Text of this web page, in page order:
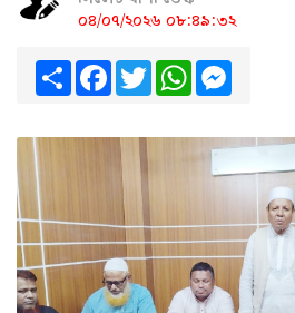
০৪/০৭/২০২৬ ০৮:৪৯:৩২
ShareFacebook
TwitterWhatsApp